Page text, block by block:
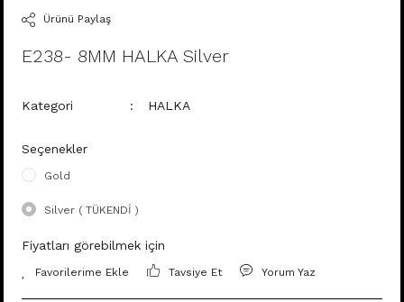
Ürünü Paylaş
E238- 8MM HALKA Silver
Kategori HALKA
Seçenekler
Gold
Silver ( TÜKENDİ )
Fiyatları görebilmek için
Tavsiye Et Yorum Yaz